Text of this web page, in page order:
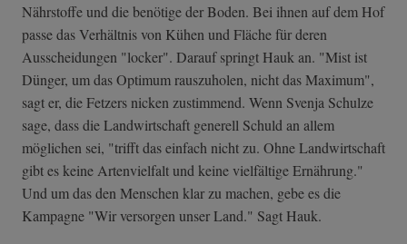
Nährstoffe und die benötige der Boden. Bei ihnen auf dem Hof
passe das Verhältnis von Kühen und Fläche für deren
Ausscheidungen "locker". Darauf springt Hauk an. "Mist ist
Dünger, um das Optimum rauszuholen, nicht das Maximum",
sagt er, die Fetzers nicken zustimmend. Wenn Svenja Schulze
sage, dass die Landwirtschaft generell Schuld an allem
möglichen sei, "trifft das einfach nicht zu. Ohne Landwirtschaft
gibt es keine Artenvielfalt und keine vielfältige Ernährung."
Und um das den Menschen klar zu machen, gebe es die
Kampagne "Wir versorgen unser Land." Sagt Hauk.